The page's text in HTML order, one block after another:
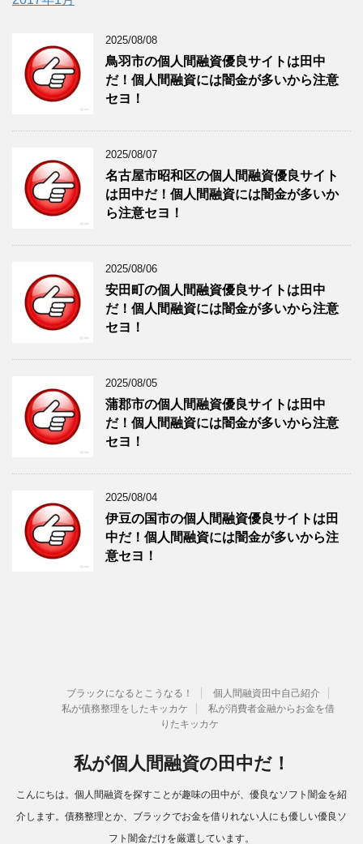
2025/08/08
鳥羽市の個人間融資優良サイトは田中
だ！個人間融資には闇金が多いから注意
セヨ！
2025/08/07
名古屋市昭和区の個人間融資優良サイト
は田中だ！個人間融資には闇金が多いか
ら注意セヨ！
2025/08/06
安田町の個人間融資優良サイトは田中
だ！個人間融資には闇金が多いから注意
セヨ！
2025/08/05
蒲郡市の個人間融資優良サイトは田中
だ！個人間融資には闇金が多いから注意
セヨ！
2025/08/04
伊豆の国市の個人間融資優良サイトは田
中だ！個人間融資には闇金が多いから注
意セヨ！
ブラックになるとこうなる！
個人間融資田中自己紹介
私が債務整理をしたキッカケ
私が消費者金融からお金を借
りたキッカケ
私が個人間融資の田中だ！
こんにちは。個人間融資を探すことが趣味の田中が、優良なソフト闇金を紹
介します。債務整理とか、ブラックでお金を借りれない人にも優しい優良ソ
フト闇金だけを厳選しています。